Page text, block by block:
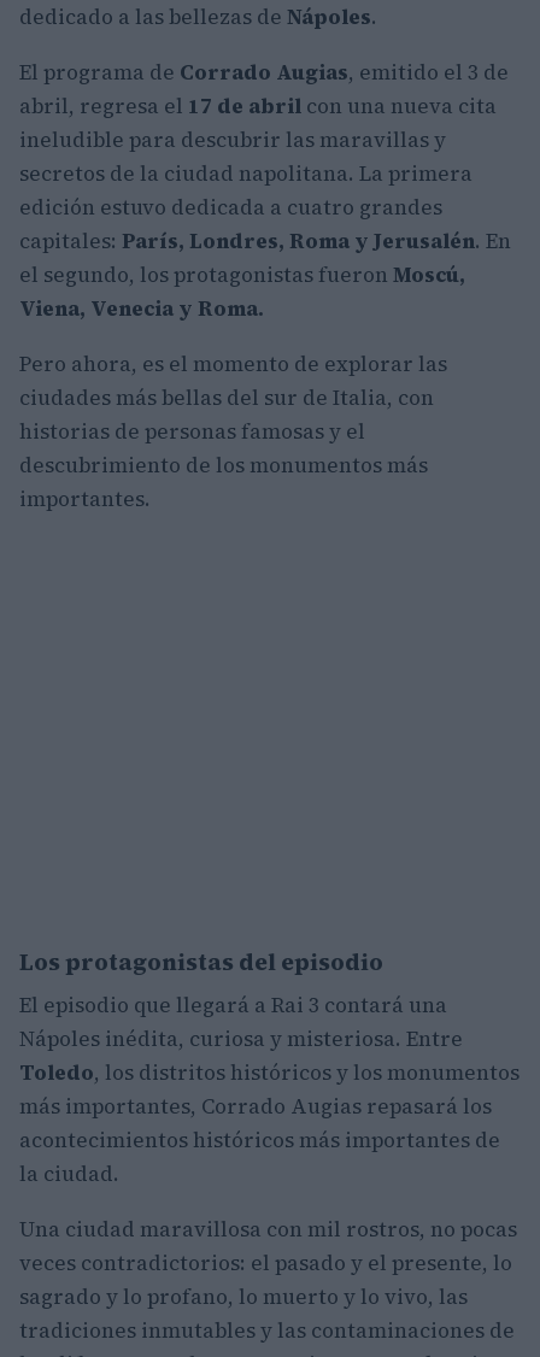
dedicado a las bellezas de Nápoles.
El programa de Corrado Augias, emitido el 3 de
abril, regresa el 17 de abril con una nueva cita
ineludible para descubrir las maravillas y
secretos de la ciudad napolitana. La primera
edición estuvo dedicada a cuatro grandes
capitales: París, Londres, Roma y Jerusalén. En
el segundo, los protagonistas fueron Moscú,
Viena, Venecia y Roma.
Pero ahora, es el momento de explorar las
ciudades más bellas del sur de Italia, con
historias de personas famosas y el
descubrimiento de los monumentos más
importantes.
Los protagonistas del episodio
El episodio que llegará a Rai 3 contará una
Nápoles inédita, curiosa y misteriosa. Entre
Toledo, los distritos históricos y los monumentos
más importantes, Corrado Augias repasará los
acontecimientos históricos más importantes de
la ciudad.
Una ciudad maravillosa con mil rostros, no pocas
veces contradictorios: el pasado y el presente, lo
sagrado y lo profano, lo muerto y lo vivo, las
tradiciones inmutables y las contaminaciones de